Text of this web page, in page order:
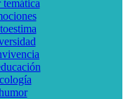
temática